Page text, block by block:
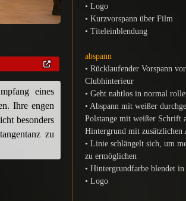
eines
Ihre engen
besonders
zu
• Logo
• Kurzvorspann über Film
• Titeleinblendung
abspann
• Rücklaufender Vorspann
Clubhinterieur
• Geht nahtlos in normal
• Abspann mit weißer
Polstange mit weißer Schrift
Hintergrund mit zusätzlichen
• Linie schlängelt sich, um
zu ermöglichen
• Hintergrundfarbe blendet in
• Logo